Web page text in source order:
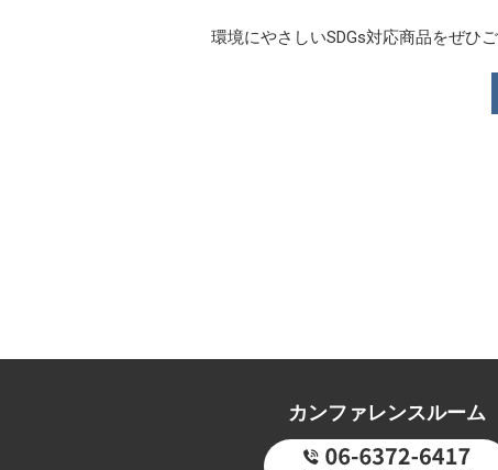
環境にやさしいSDGs対応商品をぜひご
カンファレンスルーム